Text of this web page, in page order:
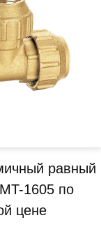
равный
1605 по
цене